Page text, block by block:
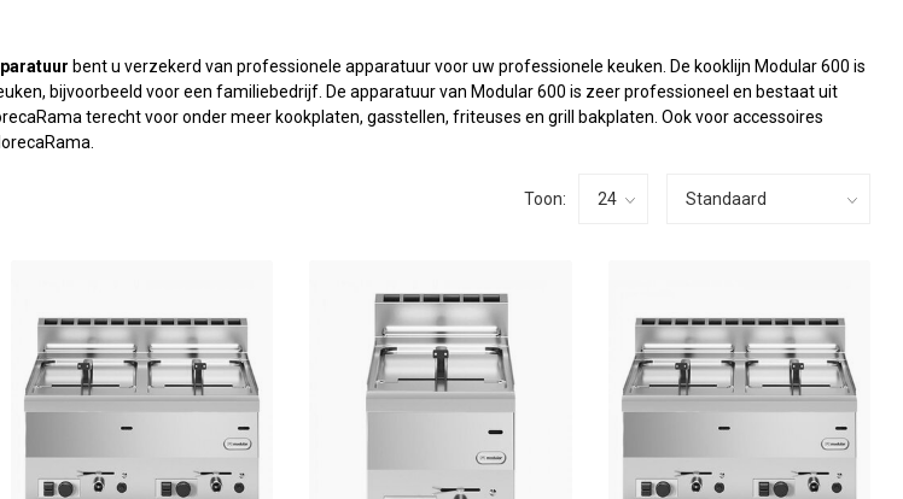
bent u verzekerd van professionele apparatuur voor uw professionele keuken. De kooklijn Modular 600 is
bijvoorbeeld voor een familiebedrijf. De apparatuur van Modular 600 is zeer professioneel en bestaat uit
terecht voor onder meer kookplaten, gasstellen, friteuses en grill bakplaten. Ook voor accessoires
Toon: